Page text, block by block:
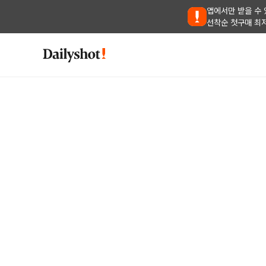
앱에서만 받을 수
선착순 첫구매 최